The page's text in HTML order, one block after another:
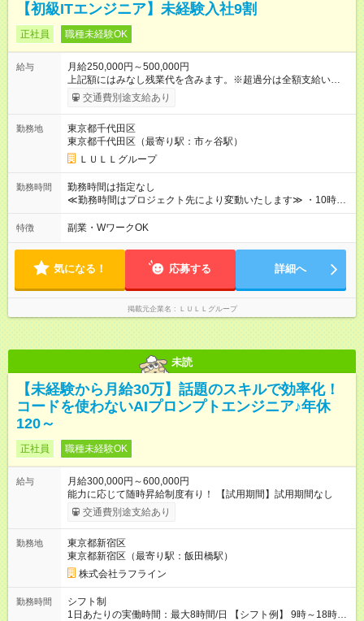
【初級ITエンジニア】未経験入社9割
正社員 職種未経験OK
給与
月給250,000円～500,000円
上記額にはみなし残業代を含みます。※超過分は全額支給いたし
ます。 みなし残業代 21,675円／月 みなし残業時間 12時間／月 -
------------------------------------------------------- ≪経験者の方は以下と
万円～＋業績賞与＋交通費＋各種手当 ※固定残業代（30時間/6
万6，610円分）を含む。超過分は追加支給いたします 能力やス
キルを考慮し初任給を決定。経験者の方は前給考慮も可能で
す！ ◎昇給年1回（研修終了後） ◎賞与年2回（2月・8月）＋業
績賞与あり ◤スキルアップも、収入アップも。◢ 入社後の成長
や頑張りは、しっかり給与で還元しています。 実際にほぼ全員
上アップした社員も。 エンジニアへの還元率は業界高水準の
87％。 スキルを磨いた分だけ、収入アップも目指せる環境で
す！ 【試用期間】試用期間あり 試用期間の長さ：6ヶ月 ※ 雇用
形態と給与に、本採用時と異なる部分があります。 雇用形態：
中途採用（契約社員） 給与：月給 230,000円以上 上記額にはみ
なし残業代を含みます。※超過分は全額支給いたします。 みな
別途支給いたします ※研修期間中（最大12ヶ月間）も、試用期
交通費別途支給あり
勤務地
東京都千代田区
東京都千代田区（最寄り駅：市ヶ谷駅）
ＬＵＬＬグループ
勤務時間
勤務時間は指定なし
≪勤務時間はプロジェクト先により変動いたします≫ ・10時00
分～19時00分（休憩1時間） ・9時00分～18時00分（休憩1時
間） ＼平日夜も、ちゃんと「自分時間」がつくれます／ 残業は
やサウナなど、 趣味の時間を楽しむ社員も多くいます◎
特徴 副業・WワークOK
気になる！ 応募する 詳細へ
掲載元企業名 ＬＵＬＬグループ
未読
【未経験から月給30万】話題のスキルで効率化！
コードを使わないAIプロンプトエンジニア♪年休
120～
正社員 職種未経験OK
給与
月給300,000円～600,000円
能力に応じて随時昇給制度有り！ 【試用期間】試用期間なし
交通費別途支給あり
勤務地
東京都新宿区
東京都新宿区（最寄り駅：飯田橋駅）
株式会社ラフライン
勤務時間
シフト制
1日あたりの実働時間：最大8時間/日 【シフト例】 9時～18時